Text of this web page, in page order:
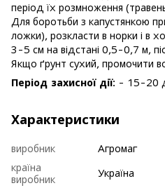
період їх розмноження
Для боротьби з капустянкою
ложки), розкласти в норки і в
3-5 см на відстані 0,5-0,7 м,
Якщо ґрунт сухий, промочити
Період захисної дії: - 15-20
Характеристики
виробник
Агромаг
країна
виробник
Україна